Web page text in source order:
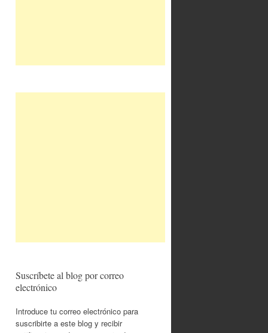
Suscríbete al blog por correo
electrónico
Introduce tu correo electrónico para
suscribirte a este blog y recibir